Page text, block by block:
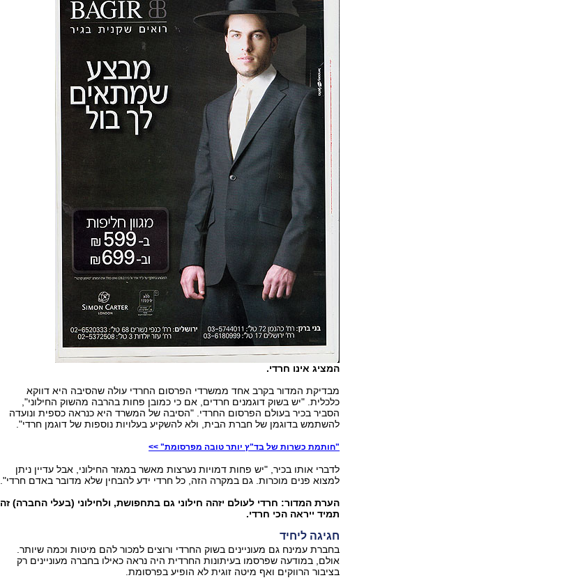
המציג אינו חרדי.
מבדיקת המדור בקרב אחד ממשרדי הפרסום החרדי עולה שהסיבה היא דווקא
כלכלית. "יש בשוק דוגמנים חרדים, אם כי כמובן פחות בהרבה מהשוק החילוני",
הסביר בכיר בעולם הפרסום החרדי. "הסיבה של המשרד היא כנראה כספית ונועדה
להשתמש בדוגמן של חברת הבית, ולא להשקיע בעלויות נוספות של דוגמן חרדי".
"חותמת כשרות של בד"ץ יותר טובה מפרסומת" >>
לדברי אותו בכיר, "יש פחות דמויות נערצות מאשר במגזר החילוני, אבל עדיין ניתן
למצוא פנים מוכרות. גם במקרה הזה, כל חרדי ידע להבחין שלא מדובר באדם חרדי".
הערת המדור: חרדי לעולם יזהה חילוני גם בתחפושת, ולחילוני (בעלי החברה) זה
תמיד ייראה הכי חרדי.
חגיגה ליחיד
בחברת עמינח גם מעוניינים בשוק החרדי ורוצים למכור להם מיטות וכמה שיותר.
אולם, במודעה שפרסמו בעיתונות החרדית היה נראה כאילו בחברה מעוניינים רק
בציבור הרווקים ואף מיטה זוגית לא הופיע בפרסומת.